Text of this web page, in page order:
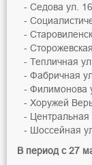
Седова ул.
Тепличная
Фабричная
Филимонова
Хоружей
Центральная
Шоссейная
В период c 27